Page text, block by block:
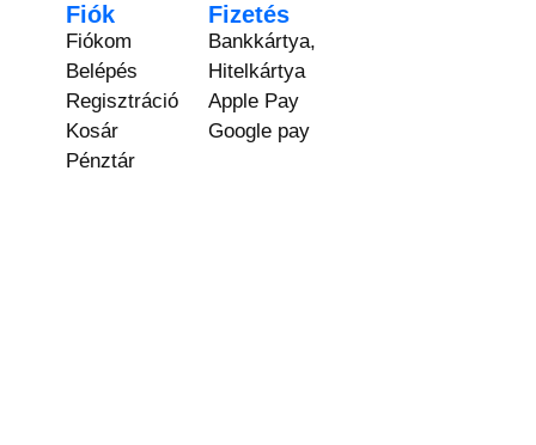
Fiók
Fiókom
Belépés
Regisztráció
Kosár
Pénztár
Fizetés
Bankkártya,
Hitelkártya
Apple Pay
Google pay